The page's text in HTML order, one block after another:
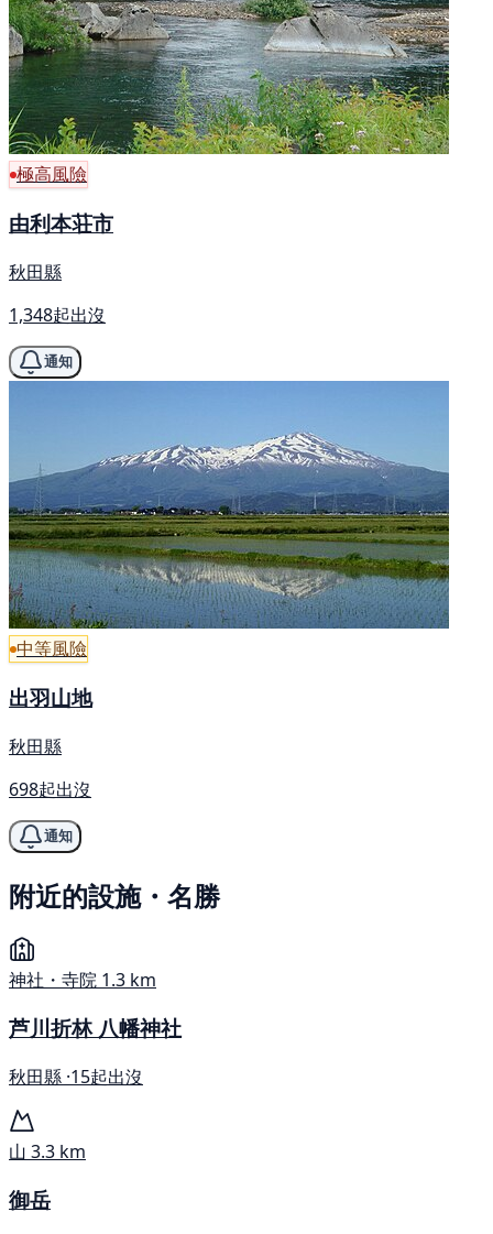
極高風險
由利本荘市
秋田縣
1,348起出沒
通知
中等風險
出羽山地
秋田縣
698起出沒
通知
附近的設施・名勝
神社・寺院 1.3 km
芦川折林 八幡神社
秋田縣 ·15起出沒
山 3.3 km
御岳